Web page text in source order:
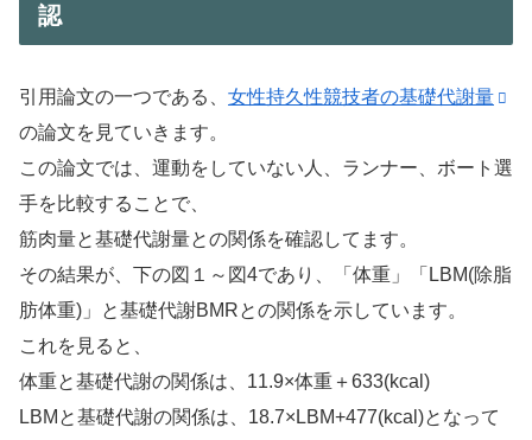
認
引用論文の一つである、 女性持久性競技者の基礎代謝量
の論文を見ていきます。
この論文では、運動をしていない人、ランナー、ボート選
手を比較することで、
筋肉量と基礎代謝量との関係を確認してます。
その結果が、下の図１～図4であり、「体重」「LBM(除脂
肪体重)」と基礎代謝BMRとの関係を示しています。
これを見ると、
体重と基礎代謝の関係は、11.9×体重＋633(kcal)
LBMと基礎代謝の関係は、18.7×LBM+477(kcal)となって